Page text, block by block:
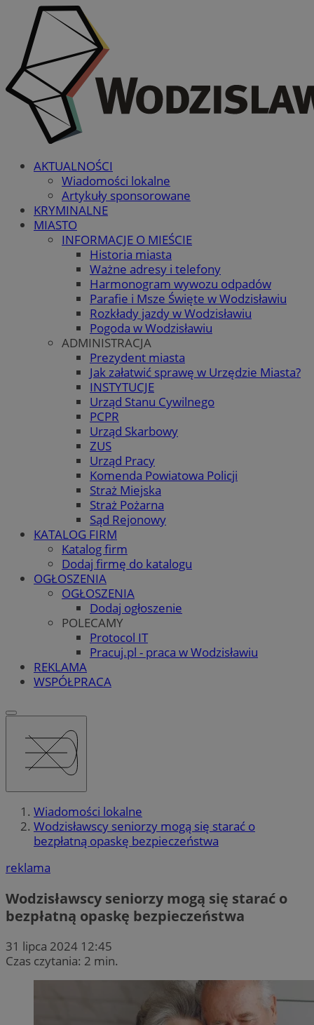
AKTUALNOŚCI
Wiadomości lokalne
Artykuły sponsorowane
KRYMINALNE
MIASTO
INFORMACJE O MIEŚCIE
Historia miasta
Ważne adresy i telefony
Harmonogram wywozu odpadów
Parafie i Msze Święte w Wodzisławiu
Rozkłady jazdy w Wodzisławiu
Pogoda w Wodzisławiu
ADMINISTRACJA
Prezydent miasta
Jak załatwić sprawę w Urzędzie Miasta?
INSTYTUCJE
Urząd Stanu Cywilnego
PCPR
Urząd Skarbowy
ZUS
Urząd Pracy
Komenda Powiatowa Policji
Straż Miejska
Straż Pożarna
Sąd Rejonowy
KATALOG FIRM
Katalog firm
Dodaj firmę do katalogu
OGŁOSZENIA
OGŁOSZENIA
Dodaj ogłoszenie
POLECAMY
Protocol IT
Pracuj.pl - praca w Wodzisławiu
REKLAMA
WSPÓŁPRACA
Wiadomości lokalne
Wodzisławscy seniorzy mogą się starać o
bezpłatną opaskę bezpieczeństwa
reklama
Wodzisławscy seniorzy mogą się starać o
bezpłatną opaskę bezpieczeństwa
31 lipca 2024 12:45
Czas czytania: 2 min.